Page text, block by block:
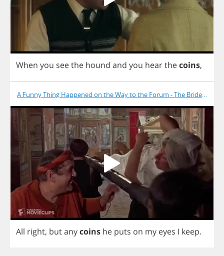
When you seethe hound and you hearthecoins,
A Funny Thing Happened on the Way to the Forum - The Bride Is
All right, butanycoins he puts on my eyes I keep.